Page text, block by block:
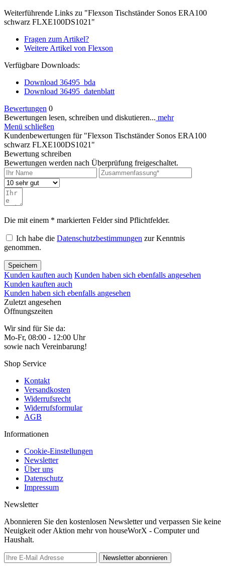
Weiterführende Links zu "Flexson Tischständer Sonos ERA100
schwarz FLXE100DS1021"
Fragen zum Artikel?
Weitere Artikel von Flexson
Verfügbare Downloads:
Download 36495_bda
Download 36495_datenblatt
Bewertungen 0
Bewertungen lesen, schreiben und diskutieren... mehr
Menü schließen
Kundenbewertungen für "Flexson Tischständer Sonos ERA100
schwarz FLXE100DS1021"
Bewertung schreiben
Bewertungen werden nach Überprüfung freigeschaltet.
Die mit einem * markierten Felder sind Pflichtfelder.
Ich habe die Datenschutzbestimmungen zur Kenntnis
genommen.
Speichern
Kunden kauften auch Kunden haben sich ebenfalls angesehen
Kunden kauften auch
Kunden haben sich ebenfalls angesehen
Zuletzt angesehen
Öffnungszeiten
Wir sind für Sie da:
Mo-Fr, 08:00 - 12:00 Uhr
sowie nach Vereinbarung!
Shop Service
Kontakt
Versandkosten
Widerrufsrecht
Widerrufsformular
AGB
Informationen
Cookie-Einstellungen
Newsletter
Über uns
Datenschutz
Impressum
Newsletter
Abonnieren Sie den kostenlosen Newsletter und verpassen Sie keine
Neuigkeit oder Aktion mehr von houseWorX - Computer und
Haushalt.
Newsletter abonnieren